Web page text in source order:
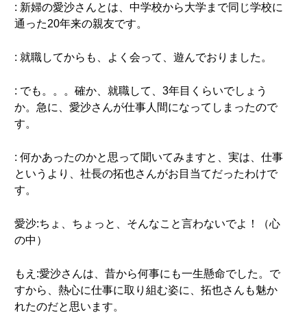
: 新婦の愛沙さんとは、中学校から大学まで同じ学校に
通った20年来の親友です。
: 就職してからも、よく会って、遊んでおりました。
: でも。。。確か、就職して、3年目くらいでしょう
か。急に、愛沙さんが仕事人間になってしまったので
す。
: 何かあったのかと思って聞いてみますと、実は、仕事
というより、社長の拓也さんがお目当てだったわけで
す。
愛沙:ちょ、ちょっと、そんなこと言わないでよ！（心
の中）
もえ:愛沙さんは、昔から何事にも一生懸命でした。で
すから、熱心に仕事に取り組む姿に、拓也さんも魅か
れたのだと思います。